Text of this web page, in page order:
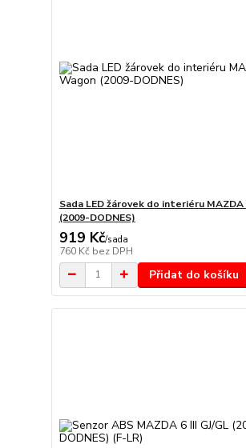
Sada LED žárovek do interiéru
(2009-DODNES)
919 Kč/sada
760 Kč bez DPH
Přidat do košíku